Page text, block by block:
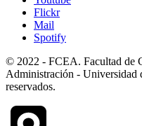
Flickr
Mail
Spotify
© 2022 - FCEA. Facultad de
Administración - Universidad
reservados.